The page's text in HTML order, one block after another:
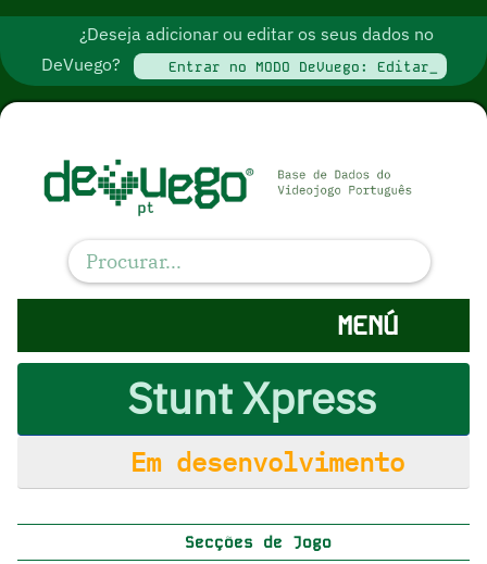
¿Deseja adicionar ou editar os seus dados no
DeVuego?
Entrar no MODO DeVuego: Editar_
MENÚ
Stunt Xpress
Em desenvolvimento
Secções de Jogo